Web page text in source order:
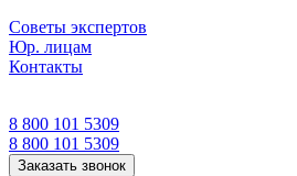
Советы экспертов
Юр. лицам
Контакты
8 800 101 5309
8 800 101 5309
Заказать звонок